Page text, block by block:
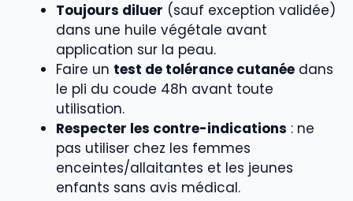
Toujours diluer (sauf exception validée)
dans une huile végétale avant
application sur la peau.
Faire un test de tolérance cutanée dans
le pli du coude 48h avant toute
utilisation.
Respecter les contre-indications : ne
pas utiliser chez les femmes
enceintes/allaitantes et les jeunes
enfants sans avis médical.